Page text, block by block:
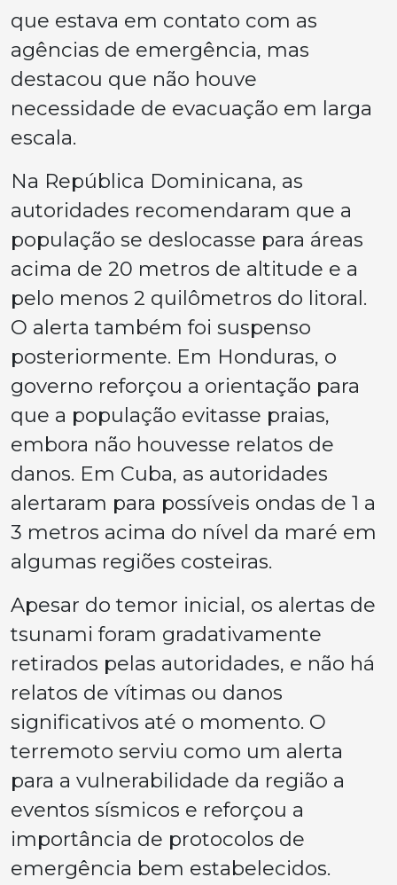
que estava em contato com as
agências de emergência, mas
destacou que não houve
necessidade de evacuação em larga
escala.
Na República Dominicana, as
autoridades recomendaram que a
população se deslocasse para áreas
acima de 20 metros de altitude e a
pelo menos 2 quilômetros do litoral.
O alerta também foi suspenso
posteriormente. Em Honduras, o
governo reforçou a orientação para
que a população evitasse praias,
embora não houvesse relatos de
danos. Em Cuba, as autoridades
alertaram para possíveis ondas de 1 a
3 metros acima do nível da maré em
algumas regiões costeiras.
Apesar do temor inicial, os alertas de
tsunami foram gradativamente
retirados pelas autoridades, e não há
relatos de vítimas ou danos
significativos até o momento. O
terremoto serviu como um alerta
para a vulnerabilidade da região a
eventos sísmicos e reforçou a
importância de protocolos de
emergência bem estabelecidos.